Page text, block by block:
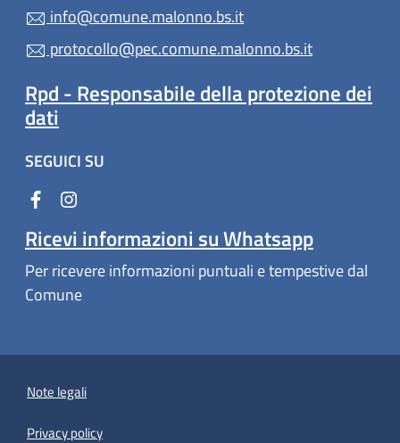
info@comune.malonno.bs.it
protocollo@pec.comune.malonno.bs.it
Rpd - Responsabile della protezione dei
dati
SEGUICI SU
Ricevi informazioni su Whatsapp
Per ricevere informazioni puntuali e tempestive dal
Comune
Note legali
Privacy policy